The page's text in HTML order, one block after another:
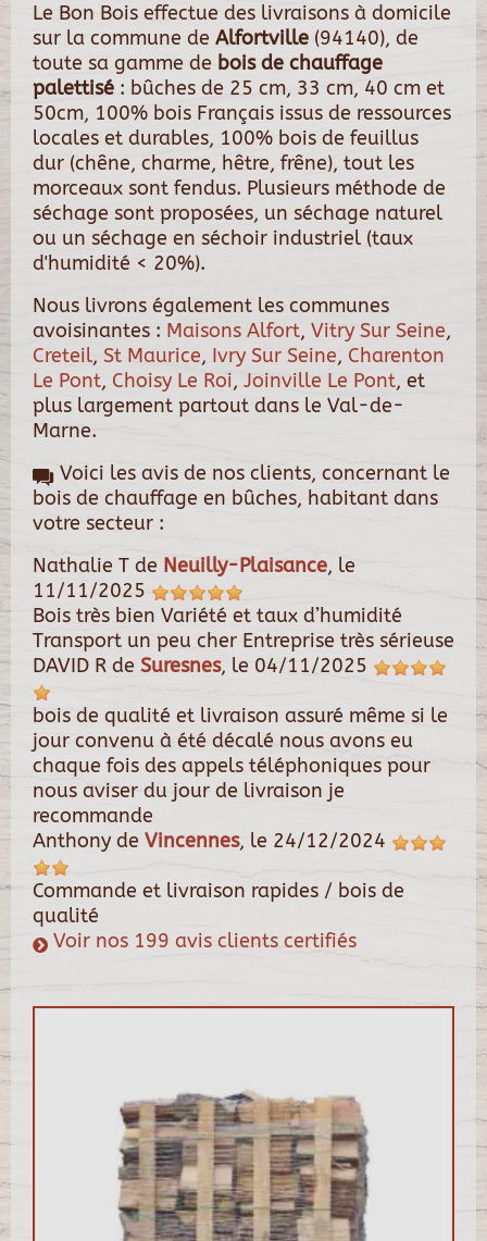
Le Bon Bois effectue des livraisons à domicile
sur la commune de Alfortville (94140), de
toute sa gamme de bois de chauffage
palettisé : bûches de 25 cm, 33 cm, 40 cm et
50cm, 100% bois Français issus de ressources
locales et durables, 100% bois de feuillus
dur (chêne, charme, hêtre, frêne), tout les
morceaux sont fendus. Plusieurs méthode de
séchage sont proposées, un séchage naturel
ou un séchage en séchoir industriel (taux
d'humidité < 20%).
Nous livrons également les communes
avoisinantes : Maisons Alfort, Vitry Sur Seine,
Creteil, St Maurice, Ivry Sur Seine, Charenton
Le Pont, Choisy Le Roi, Joinville Le Pont, et
plus largement partout dans le Val-de-
Marne.
Voici les avis de nos clients, concernant le
bois de chauffage en bûches, habitant dans
votre secteur :
Nathalie T de Neuilly-Plaisance, le
11/11/2025
Bois très bien Variété et taux d’humidité
Transport un peu cher Entreprise très sérieuse
DAVID R de Suresnes, le 04/11/2025
bois de qualité et livraison assuré même si le
jour convenu à été décalé nous avons eu
chaque fois des appels téléphoniques pour
nous aviser du jour de livraison je
recommande
Anthony de Vincennes, le 24/12/2024
Commande et livraison rapides / bois de
qualité
Voir nos 199 avis clients certifiés